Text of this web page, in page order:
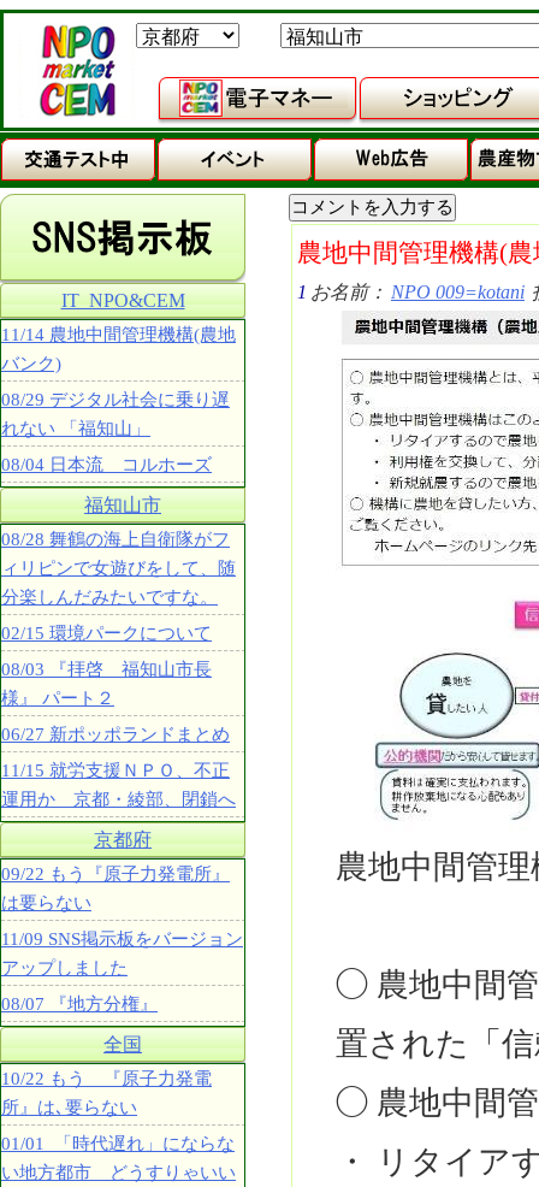
農地中間管理機構(
1 お名前： NPO 009=kotani
農地中間管
◯ 農地中間
置された「
◯ 農地中間
・ リタイア
IT_NPO&CEM
11/14 農地中間管理機構(農地
バンク)
08/29 デジタル社会に乗り遅
れない 「福知山」
08/04 日本流 コルホーズ
福知山市
08/28 舞鶴の海上自衛隊がフ
ィリピンで女遊びをして、随
分楽しんだみたいですな。
02/15 環境パークについて
08/03 『拝啓 福知山市長
様』 パート２
06/27 新ポッポランドまとめ
11/15 就労支援ＮＰＯ、不正
運用か 京都・綾部、閉鎖へ
京都府
09/22 もう『原子力発電所』
は要らない
11/09 SNS掲示板をバージョン
アップしました
08/07 『地方分権』
全国
10/22 もう 『原子力発電
所』は､要らない
01/01 「時代遅れ」にならな
い地方都市 どうすりゃいい